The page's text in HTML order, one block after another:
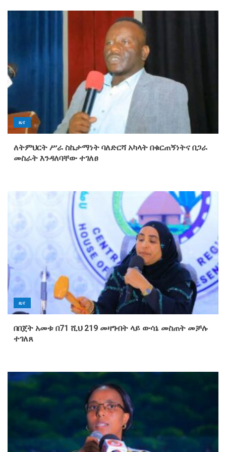
ተወካዮች ምክር ቤት ለ2019 በጀት ዓመት
67 ቢሊየን ብር በጀት አጸደቀ
1
አርሰናል ብሩኖ ጊማራኤሽን በይፋ
አስፈረመ
ዜና
ለትምህርት ሥራ ስኬታማነት ባለድርሻ አካላት በቁርጠኝነትና በጋራ
መስራት እንዳለባቸው ተገለፀ
ዜና
በበጀት አመቱ በ71 ሺህ 219 መዛግብት ላይ ውሳኔ መስጠት መቻሉ
ተገለጸ